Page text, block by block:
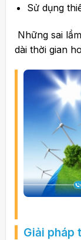
Sử dụng
Những sai
dài thời gian
Giải pháp